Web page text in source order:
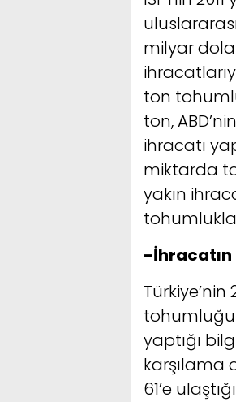
milyar
ton
ton,
ihracatı
miktarda
yakın
-İhracatın
tohumluğu
yaptığı
karşılama
61’e